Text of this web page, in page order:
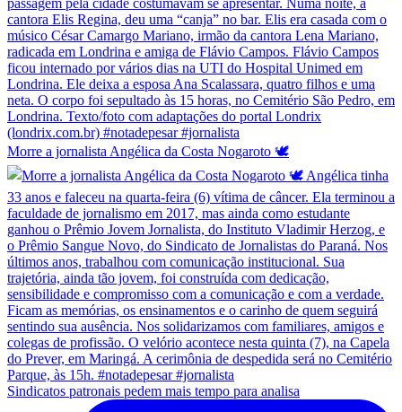
Morre a jornalista Angélica da Costa Nogaroto 🕊️
Sindicatos patronais pedem mais tempo para analisa